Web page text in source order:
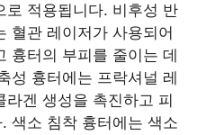
로 적용됩니다. 비후성 반
혈관 레이저가 사용되어
흉터의 부피를 줄이는 데
성 흉터에는 프락셔널 레
라겐 생성을 촉진하고 피
색소 침착 흉터에는 색소